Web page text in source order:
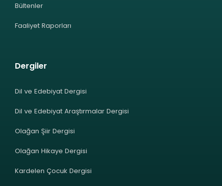
Bültenler
Faaliyet Raporları
Dergiler
Dil ve Edebiyat Dergisi
Dil ve Edebiyat Araştırmalar Dergisi
Olağan Şiir Dergisi
Olağan Hikaye Dergisi
Kardelen Çocuk Dergisi